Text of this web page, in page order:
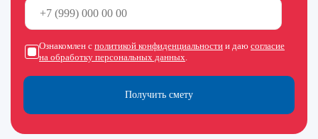
Получить смету
Ознакомлен с политикой конфиденциальности и даю согласие
на обработку персональных данных.